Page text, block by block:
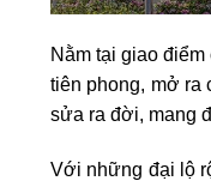
Nằm tại giao
tiên phong, mở ra
sửa ra đời, mang
Với những đại lộ